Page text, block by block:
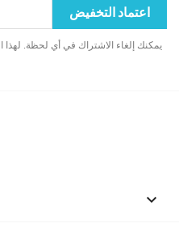
يمكنك إلغاء الاشتراك في أي لحظة.
